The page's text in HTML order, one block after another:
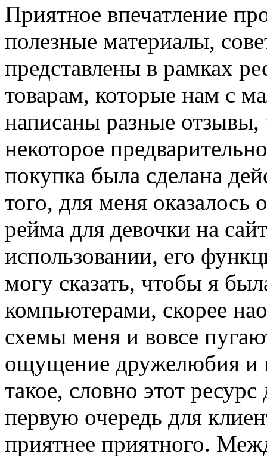
Приятное впечатление
полезные материалы,
представлены в рамках
товарам, которые нам с
написаны разные отзывы,
некоторое
покупка была сделана
того, для меня оказалось
рейма для девочки на
использовании, его
могу сказать, чтобы я
компьютерами, скорее
схемы меня и вовсе
ощущение дружелюбия и
такое, словно этот
первую очередь для
приятнее приятного.